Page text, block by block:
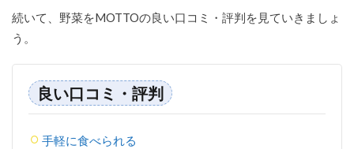
続いて、野菜をMOTTOの良い口コミ・評判を見ていきましょ
う。
良い口コミ・評判
手軽に食べられる